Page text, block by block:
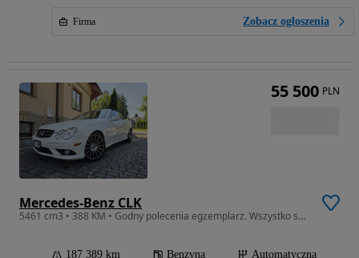
Firma Zobacz ogłoszenia
Mercedes-Benz CLK
5461 cm3 • 388 KM • Godny polecenia egzemplarz. Wszystko sprawne. Bez wkladu finansowego.
187 389 km Benzyna Automatyczna
55 500 PLN